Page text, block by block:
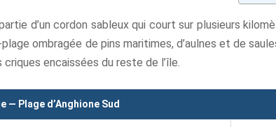
d’un cordon sableux qui court sur plusieurs
plage ombragée de pins maritimes, d’aulnes et de
encaissées du reste de l’île.
— Plage d’Anghione Sud